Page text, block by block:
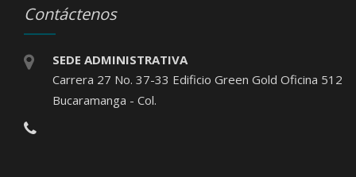
Contáctenos
SEDE ADMINISTRATIVA
Carrera 27 No. 37-33 Edificio Green Gold Oficina 512
Bucaramanga - Col.